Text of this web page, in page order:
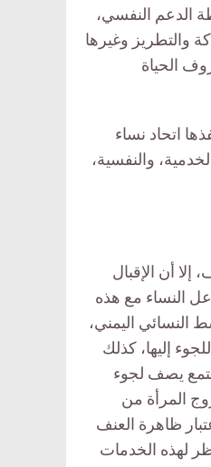
الدعم النفسي،
والتطريز وغيرها
الحياة
اتحاد نساء
والنفسية،
أن الإقبال
النساء مع هذه
النسائي اليمني،
إليها، كذلك
يصف لجوء
المرأة من
ظاهرة العنف
لهذه الخدمات